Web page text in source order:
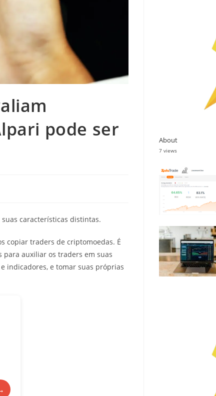
pode ser
características distintas.
copiar traders de criptomoedas. É
auxiliar os traders em suas
indicadores, e tomar suas próprias
About
7 views